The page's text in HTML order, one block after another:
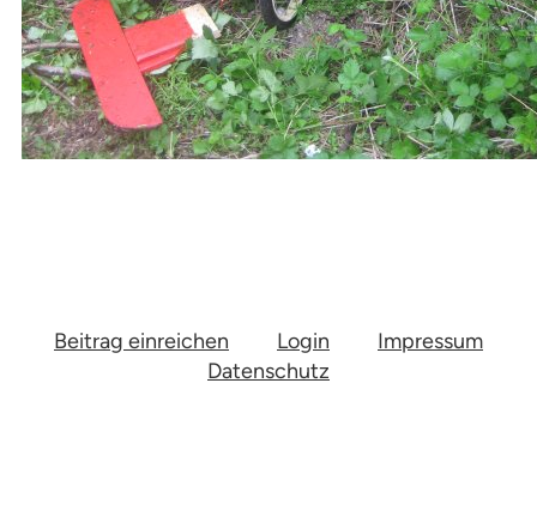
Beitrag einreichen Login
Impressum
Datenschutz